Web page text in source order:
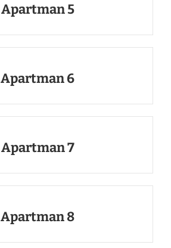
Apartman 5
Apartman 6
Apartman 7
Apartman 8